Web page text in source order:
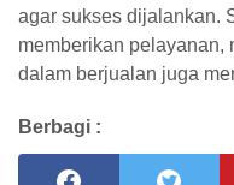
agar sukses dijalankan.
memberikan pelayanan,
dalam berjualan juga
Berbagi :